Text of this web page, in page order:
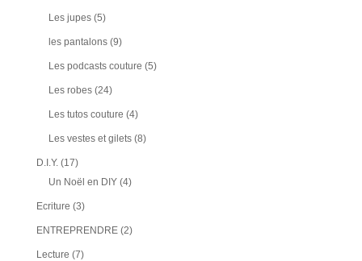
Les jupes(5)
les pantalons(9)
Les podcasts couture (5)
Les robes(24)
Les tutos couture (4)
Les vestes et gilets(8)
D.I.Y.(17)
Un Noël en DIY(4)
Ecriture (3)
ENTREPRENDRE(2)
Lecture (7)